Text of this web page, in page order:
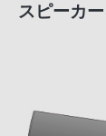
スピーカ